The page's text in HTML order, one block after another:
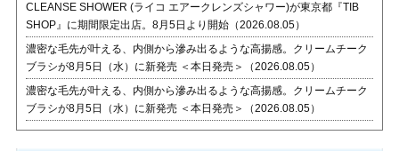
CLEANSE SHOWER (ライコ エアークレンズシャワー)が東京都『TIB
SHOP』に期間限定出店。8月5日より開始（2026.08.05）
濃密な毛先が叶える、内側から滲み出るような高揚感。クリームチーク
ブラシが8月5日（水）に新発売 ＜本日発売＞（2026.08.05）
濃密な毛先が叶える、内側から滲み出るような高揚感。クリームチーク
ブラシが8月5日（水）に新発売 ＜本日発売＞（2026.08.05）